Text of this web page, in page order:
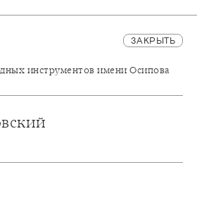
ЗАКРЫТЬ
инструментов имени Осипова